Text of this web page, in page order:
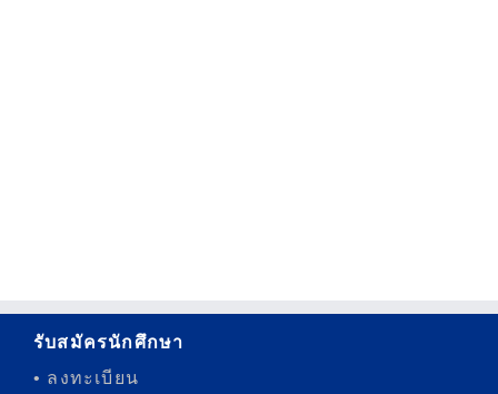
รับสมัครนักศึกษา
• ลงทะเบียน